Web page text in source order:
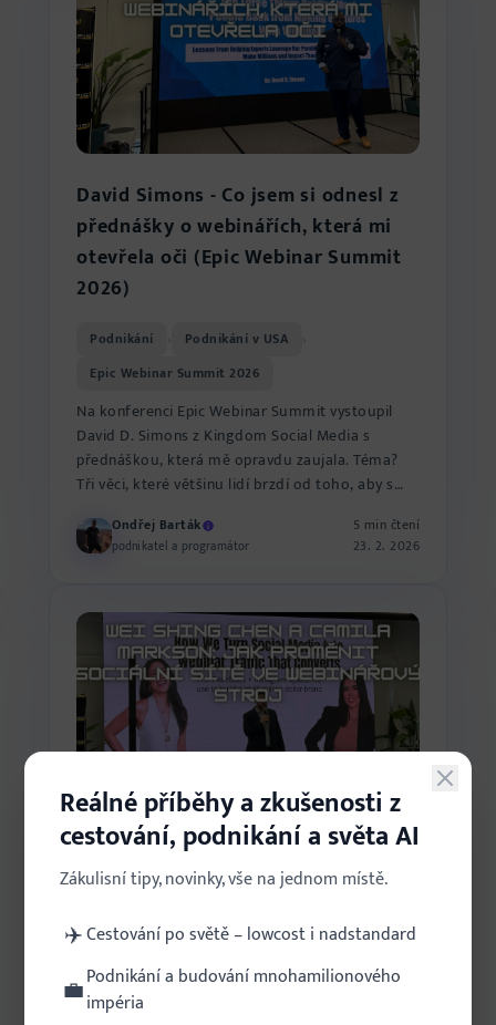
David Simons - Co jsem si odnesl z
přednášky o webinářích, která mi
otevřela oči (Epic Webinar Summit
2026)
Podnikání Podnikání v USA
Epic Webinar Summit 2026
Na konferenci Epic Webinar Summit vystoupil
David D. Simons z Kingdom Social Media s
přednáškou, která mě opravdu zaujala. Téma?
Tři věci, které většinu lidí brzdí od toho, aby s
Ondřej Barták
podnikatel a programátor
5 min čtení
23. 2. 2026
Wei Shing Chen a Camila Markson:
Jak proměnit sociální sítě ve
webinářový stroj: klíčové tipy z Epic
Webinar Summit
Podnikání
Reálné příběhy a zkušenosti z
cestování, podnikání a světa AI
Zákulisní tipy, novinky, vše na jednom místě.
✈️Cestování po světě – lowcost i nadstandard
💼Podnikání a budování mnohamilionového
impéria